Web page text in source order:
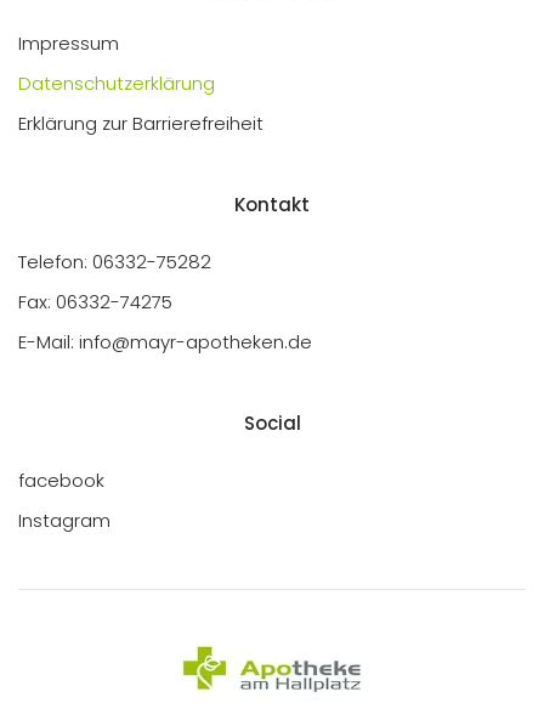
Impressum
Datenschutzerklärung
Erklärung zur Barrierefreiheit
Kontakt
Telefon: 06332-75282
Fax: 06332-74275
E-Mail: info@mayr-apotheken.de
Social
facebook
Instagram